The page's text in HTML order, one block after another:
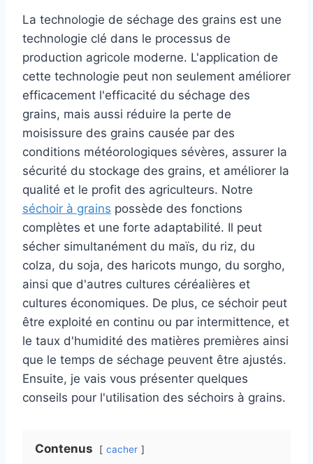
La technologie de séchage des grains est une
technologie clé dans le processus de
production agricole moderne. L'application de
cette technologie peut non seulement améliorer
efficacement l'efficacité du séchage des
grains, mais aussi réduire la perte de
moisissure des grains causée par des
conditions météorologiques sévères, assurer la
sécurité du stockage des grains, et améliorer la
qualité et le profit des agriculteurs. Notre
séchoir à grains possède des fonctions
complètes et une forte adaptabilité. Il peut
sécher simultanément du maïs, du riz, du
colza, du soja, des haricots mungo, du sorgho,
ainsi que d'autres cultures céréalières et
cultures économiques. De plus, ce séchoir peut
être exploité en continu ou par intermittence, et
le taux d'humidité des matières premières ainsi
que le temps de séchage peuvent être ajustés.
Ensuite, je vais vous présenter quelques
conseils pour l'utilisation des séchoirs à grains.
Contenus cacher